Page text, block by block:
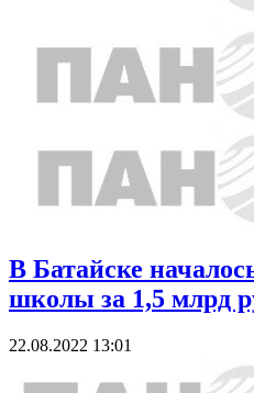
В Батайске
школы за 1,5 млрд
22.08.2022 13:01